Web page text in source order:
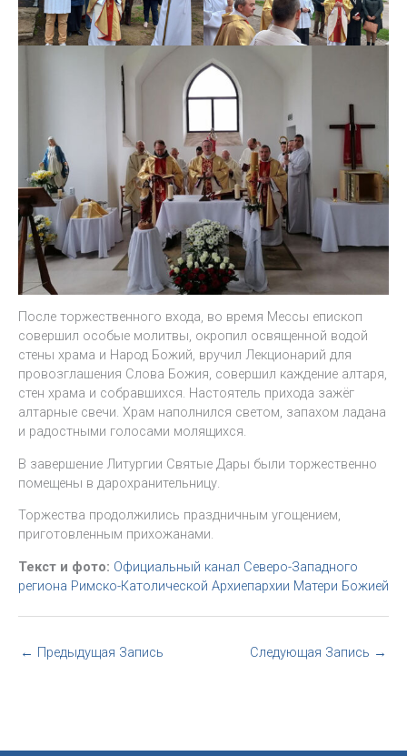
После торжественного входа, во время Мессы епископ
совершил особые молитвы, окропил освященной водой
стены храма и Народ Божий, вручил Лекционарий для
провозглашения Слова Божия, совершил каждение алтаря,
стен храма и собравшихся. Настоятель прихода зажёг
алтарные свечи. Храм наполнился светом, запахом ладана
и радостными голосами молящихся.
В завершение Литургии Святые Дары были торжественно
помещены в дарохранительницу.
Торжества продолжились праздничным угощением,
приготовленным прихожанами.
Текст и фото: Официальный канал Северо-Западного
региона Римско-Католической Архиепархии Матери Божией
← Предыдущая Запись Следующая Запись →